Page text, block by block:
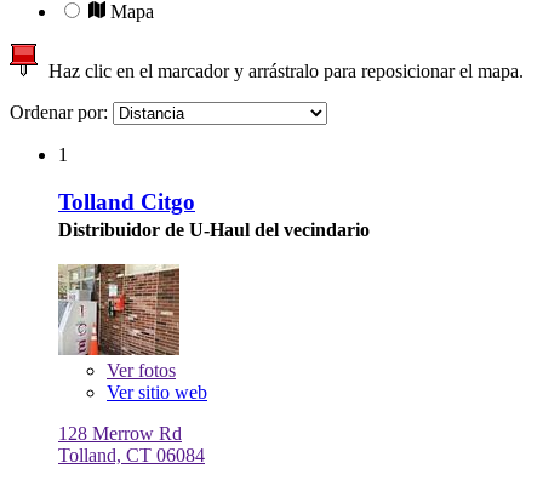
Mapa
Haz clic en el marcador y arrástralo para reposicionar el mapa.
Ordenar por:
1
Tolland Citgo
Distribuidor de U-Haul del vecindario
Verfotos
Ver sitio web
128 Merrow Rd
Tolland, CT 06084